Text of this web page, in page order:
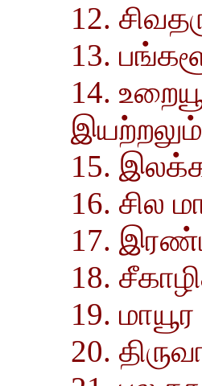
12.
13.
14.
இயற்றலும்
15.
16. சில
17.
18.
19.
20.